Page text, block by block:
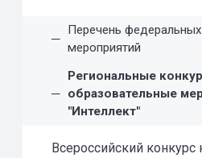
Перечень
мероприятий
Региональные
образовательные
"Интеллект"
Всероссийский конкурс